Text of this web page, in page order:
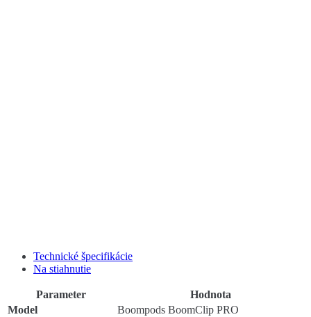
Technické špecifikácie
Na stiahnutie
Parameter
Hodnota
Model
Boompods BoomClip PRO